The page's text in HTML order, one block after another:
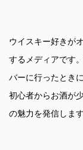
ウイスキー好きが
するメディアです
バーに行ったとき
初心者からお酒が
の魅力を発信します